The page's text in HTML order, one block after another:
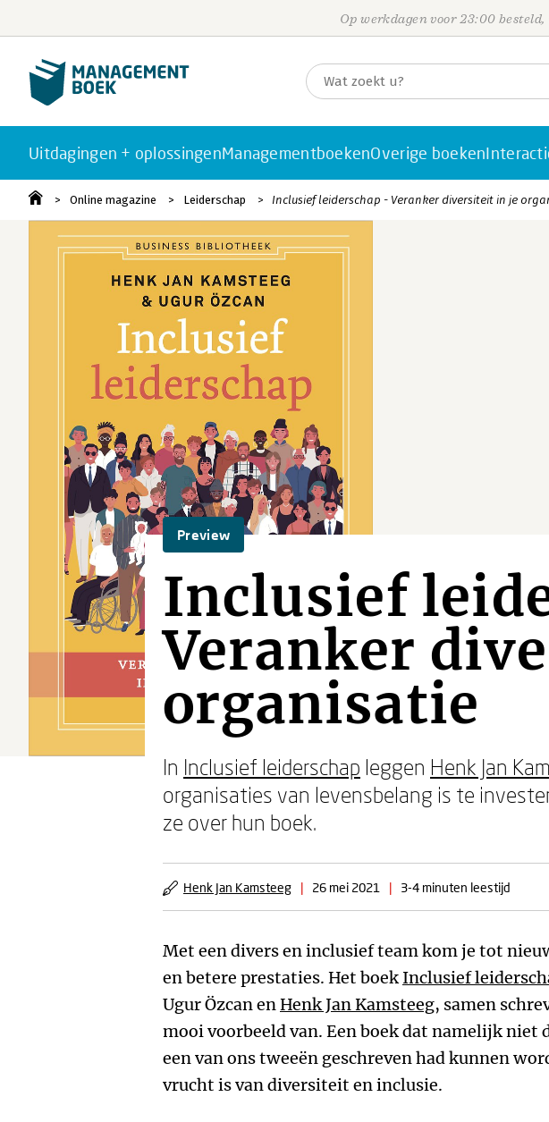
Op werkdagen voor 23:00
Uitdagingen + oplossingenManagementboekenOverige boeken
Online magazine Leiderschap Inclusief leiderschap - Veranker diversiteit in je
Preview
Inclusief
Veranker
organisatie
In Inclusief leiderschap leggen Henk Jan
organisaties van levensbelang is te
ze over hun boek.
Henk Jan Kamsteeg | 26 mei 2021 | 3-4 minuten leestijd
Met een divers en inclusief team kom je tot
en betere prestaties. Het boekInclusief
Ugur Özcan enHenk Jan Kamsteeg, samen
mooi voorbeeld van. Een boek dat namelijk niet
een van ons tweeën geschreven had kunnen
vrucht is van diversiteit en inclusie.